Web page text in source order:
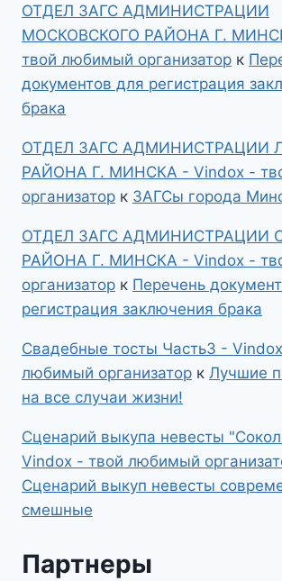
ОТДЕЛ ЗАГС АДМИНИСТРАЦИИ
МОСКОВСКОГО РАЙОНА Г.
твой любимый организатор к
документов для регистрация
брака
ОТДЕЛ ЗАГС АДМИНИСТРАЦИИ
РАЙОНА Г. МИНСКА - Vindox -
организатор к ЗАГСы города
ОТДЕЛ ЗАГС АДМИНИСТРАЦИИ
РАЙОНА Г. МИНСКА - Vindox -
организатор к Перечень
регистрация заключения брака
Свадебные тосты Часть3 -
любимый организатор к Лучшие
на все случаи жизни!
Сценарий выкупа невесты
Vindox - твой любимый
Сценарий выкуп невесты
смешные
Партнеры